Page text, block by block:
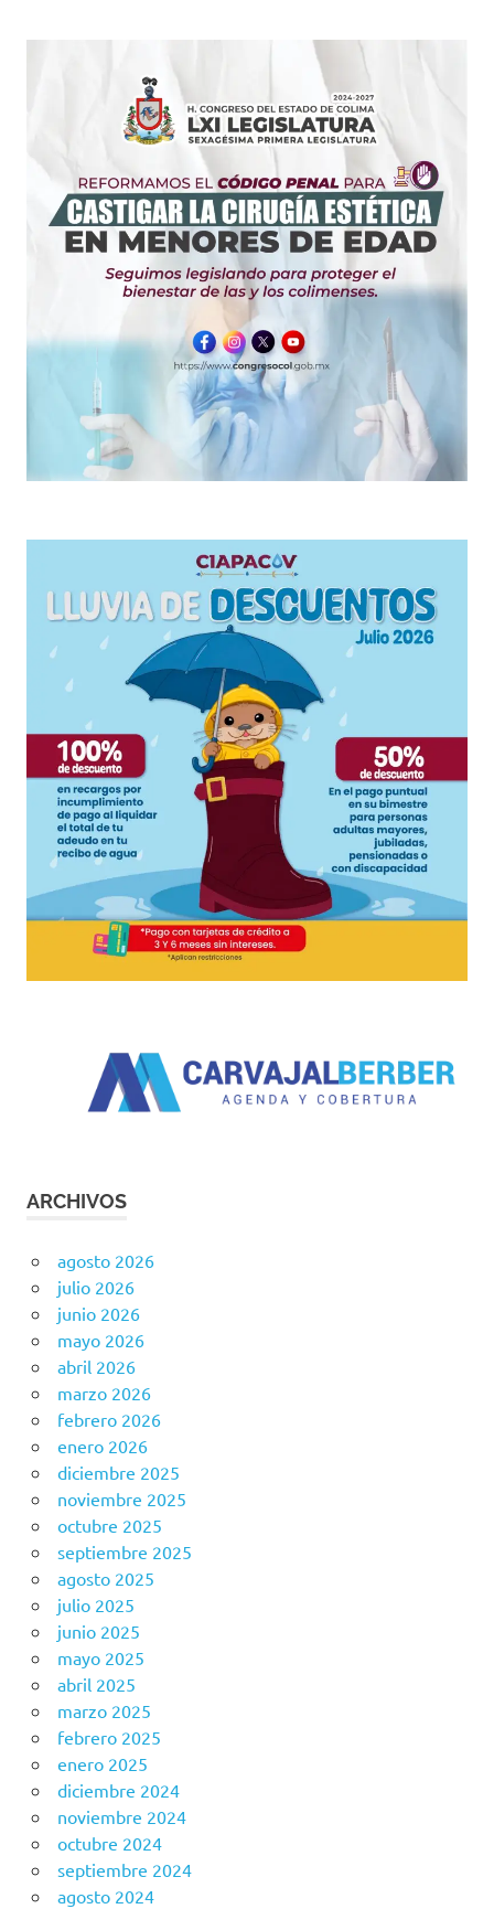
ARCHIVOS
agosto 2026
julio 2026
junio 2026
mayo 2026
abril 2026
marzo 2026
febrero 2026
enero 2026
diciembre 2025
noviembre 2025
octubre 2025
septiembre 2025
agosto 2025
julio 2025
junio 2025
mayo 2025
abril 2025
marzo 2025
febrero 2025
enero 2025
diciembre 2024
noviembre 2024
octubre 2024
septiembre 2024
agosto 2024